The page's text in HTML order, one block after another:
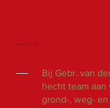
Bij Gebr. van
hecht team
grond-, weg-
Over Gebr. van der Poel